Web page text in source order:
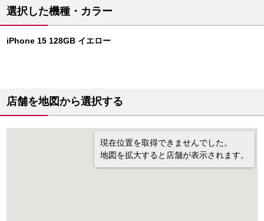
選択した機種・カラー
iPhone 15 128GB イエロー
店舗を地図から選択する
現在位置を取得できませんでした。
地図を拡大すると店舗が表示されます。